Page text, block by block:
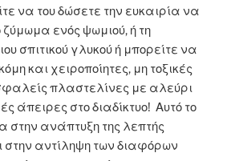
να του δώσετε την ευκαιρία να
ζύμωμα ενός ψωμιού, ή τη
σπιτικού γλυκού ή μπορείτε να
και χειροποίητες, μη τοξικές
πλαστελίνες με αλεύρι
άπειρες στο διαδίκτυο! Αυτό το
στην ανάπτυξη της λεπτής
στην αντίληψη των διαφόρων